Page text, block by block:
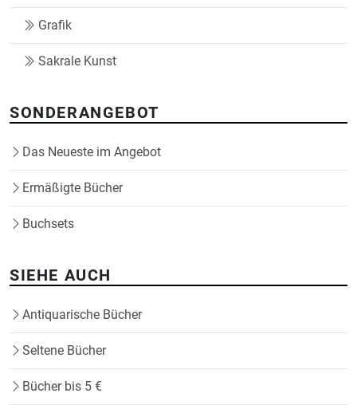
Grafik
Sakrale Kunst
SONDERANGEBOT
Das Neueste im Angebot
Ermäßigte Bücher
Buchsets
SIEHE AUCH
Antiquarische Bücher
Seltene Bücher
Bücher bis 5 €